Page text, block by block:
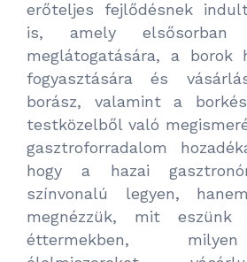
erőteljes fejlődésnek
is, amely elsősorban
meglátogatására, a borok
fogyasztására és
borász, valamint a
testközelből való
gasztroforradalom
hogy a hazai
színvonalú legyen,
megnézzük, mit
éttermekben,